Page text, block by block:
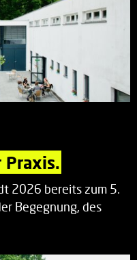
Praxis.
2026 bereits zum 5.
Begegnung, des